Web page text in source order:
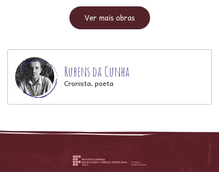
Ver mais obras
Rubens da Cunha
Cronista, poeta